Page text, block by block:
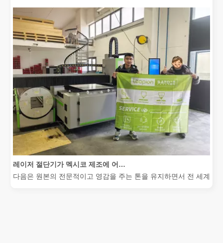
다음은 원본의 전문적이고 영감을 주는 톤을 유지하면서 전 세계